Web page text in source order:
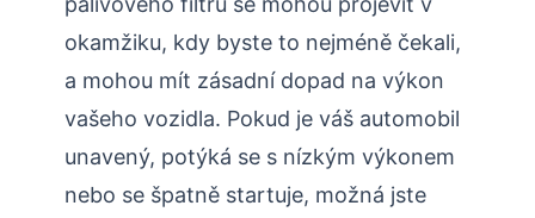
okamžiku, kdy byste to nejméně čekali,
a mohou mít zásadní dopad na výkon
vašeho vozidla. Pokud je váš automobil
unavený, potýká se s nízkým výkonem
nebo se špatně startuje, možná jste